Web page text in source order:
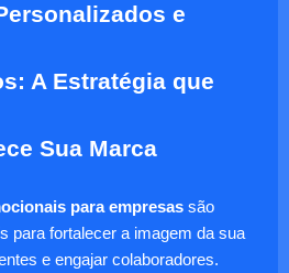
e
A Estratégia que
Sua Marca
para empresas são
para fortalecer a imagem da sua
e engajar colaboradores.